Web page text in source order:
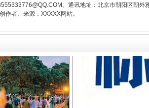
。通讯地址：北京市朝阳区朝
作者、来源：XXXXX网站。
不息 一批国家